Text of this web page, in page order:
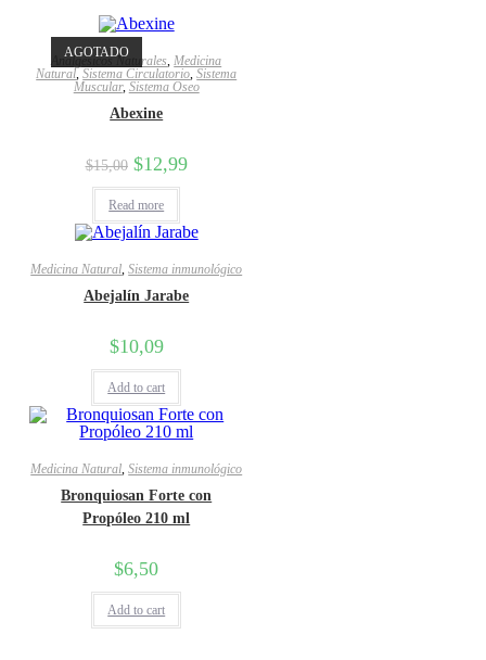
AGOTADO
Analgésicos Naturales,Medicina
Natural,Sistema Circulatorio,Sistema
Muscular, Sistema Oseo
Abexine
$15,00 $12,99
Read more
Medicina Natural,Sistema inmunológico
Abejalín Jarabe
$10,09
Add to cart
Medicina Natural,Sistema inmunológico
Bronquiosan Forte con
Propóleo 210 ml
$6,50
Add to cart